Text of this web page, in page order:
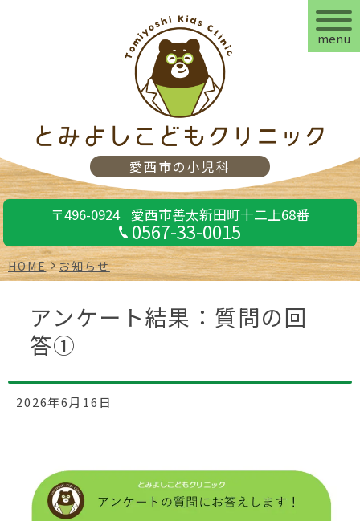
愛西市の小児科
〒496-0924 愛西市善太新田町十二上68番
0567-33-0015
menu
HOME お知らせ
アンケート結果：質問の回
答①
2026年6月16日